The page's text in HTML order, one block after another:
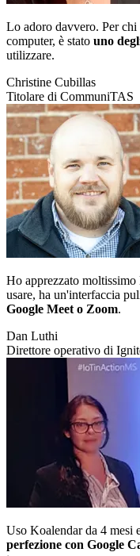
Lo adoro davvero. Per
computer, è stato uno
utilizzare.
Christine Cubillas
Titolare di CommuniTAS
Ho apprezzato
usare, ha un'interfaccia
Google Meet o Zoom.
Dan Luthi
Direttore operativo di
Uso Koalendar da 4 mesi
perfezione con Google